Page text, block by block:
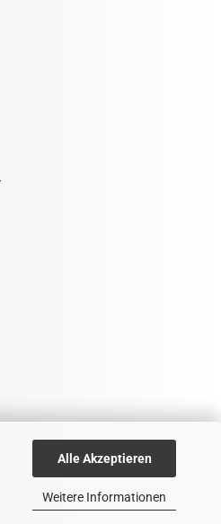
Alle Akzeptieren
Weitere Informationen